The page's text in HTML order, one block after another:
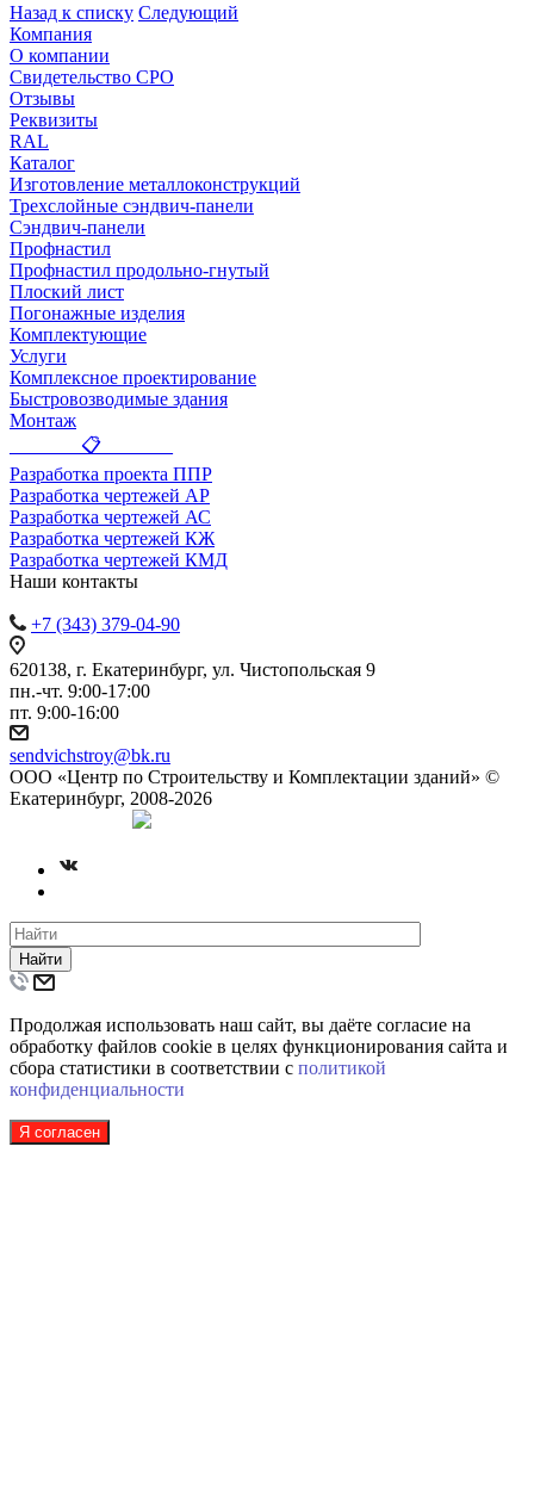
Назад к списку Следующий
Компания
О компании
Свидетельство СРО
Отзывы
Реквизиты
RAL
Каталог
Изготовление металлоконструкций
Трехслойные сэндвич-панели
Сэндвич-панели
Профнастил
Профнастил продольно-гнутый
Плоский лист
Погонажные изделия
Комплектующие
Услуги
Комплексное проектирование
Быстровозводимые здания
Монтаж
_______ 📋 _______
Разработка проекта ППР
Разработка чертежей АР
Разработка чертежей АС
Разработка чертежей КЖ
Разработка чертежей КМД
Наши контакты
+7 (343) 379-04-90
620138, г. Екатеринбург, ул. Чистопольская 9
пн.-чт. 9:00-17:00
пт. 9:00-16:00
sendvichstroy@bk.ru
ООО «Центр по Строительству и Комплектации зданий» ©
Екатеринбург, 2008-2026
Найти
Продолжая использовать наш сайт, вы даёте согласие на
обработку файлов cookie в целях функционирования сайта и
сбора статистики в соответствии с политикой
конфиденциальности
Я согласен